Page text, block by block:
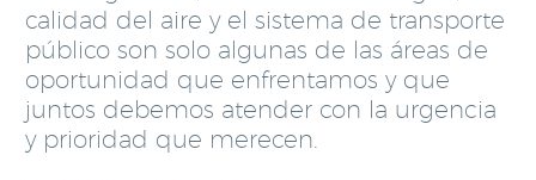
calidad del aire y el sistema de transporte
público son solo algunas de las áreas de
oportunidad que enfrentamos y que
juntos debemos atender con la urgencia
y prioridad que merecen.